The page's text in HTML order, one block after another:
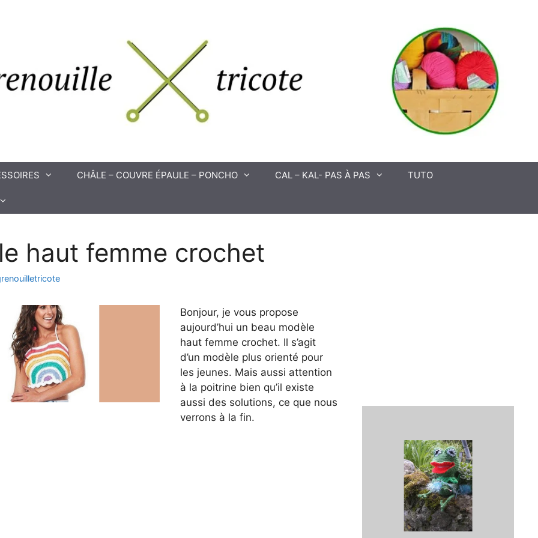
CHÂLE – COUVRE ÉPAULE – PONCHO CAL – KAL- PAS À PAS TUTO
haut femme crochet
Bonjour, je vous propose
aujourd’hui un beau modèle
haut femme crochet. Il s’agit
d’un modèle plus orienté pour
les jeunes. Mais aussi attention
à la poitrine bien qu’il existe
aussi des solutions, ce que nous
verrons à la fin.